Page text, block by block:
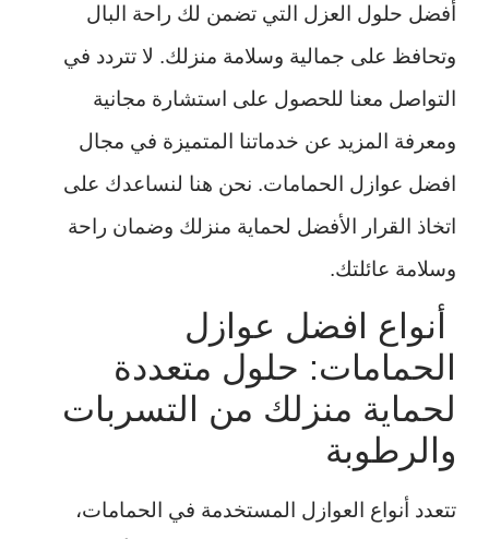
أفضل حلول العزل التي تضمن لك راحة البال
وتحافظ على جمالية وسلامة منزلك. لا تتردد في
التواصل معنا للحصول على استشارة مجانية
ومعرفة المزيد عن خدماتنا المتميزة في مجال
افضل عوازل الحمامات. نحن هنا لنساعدك على
اتخاذ القرار الأفضل لحماية منزلك وضمان راحة
وسلامة عائلتك.
أنواع افضل عوازل
الحمامات: حلول متعددة
لحماية منزلك من التسربات
والرطوبة
تتعدد أنواع العوازل المستخدمة في الحمامات،